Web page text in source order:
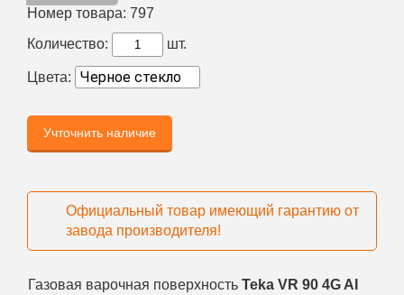
Номер товара: 797
Количество:
шт.
Цвета:
Учточнить наличие
Официальный товар имеющий гарантию от
завода производителя!
Газовая варочная поверхность Teka VR 90 4G AI